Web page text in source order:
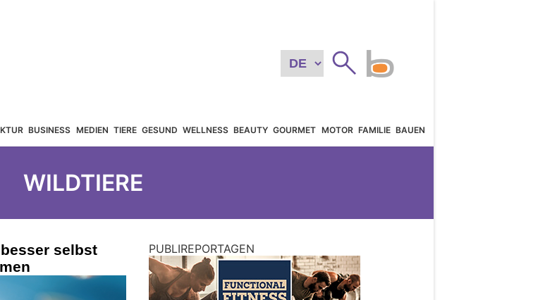
BUSINESS MEDIEN TIERE GESUND WELLNESS BEAUTY GOURMET MOTOR FAMILIE BAUEN
WILDTIERE
selbst
PUBLIREPORTAGEN